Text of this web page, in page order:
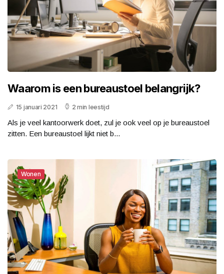
Waarom is een bureaustoel belangrijk?
15 januari 2021 2 min leestijd
Als je veel kantoorwerk doet, zul je ook veel op je bureaustoel
zitten. Een bureaustoel lijkt niet b...
Wonen